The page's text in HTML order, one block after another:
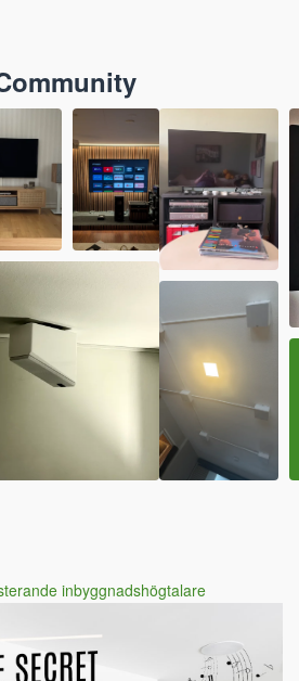
inbyggnadshögtalare